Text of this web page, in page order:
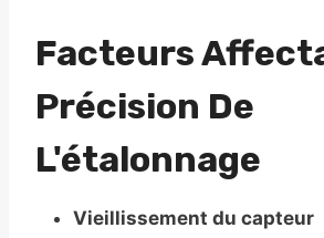
Facteurs
Précision De
L'étalonnage
Vieillissement du capteur